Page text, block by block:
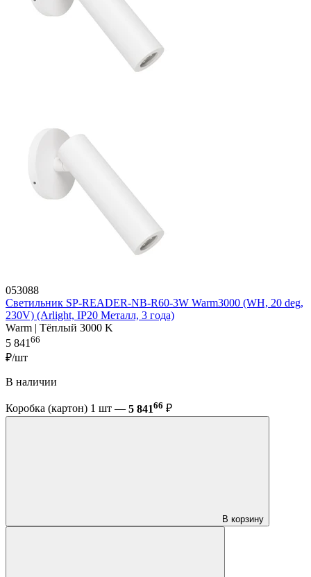
053088
Светильник SP-READER-NB-R60-3W Warm3000 (WH, 20 deg,
230V) (Arlight, IP20 Металл, 3 года)
Warm | Тёплый 3000 K
5 84166
₽/шт
В наличии
Коробка (картон) 1 шт — 5 84166 ₽
В корзину